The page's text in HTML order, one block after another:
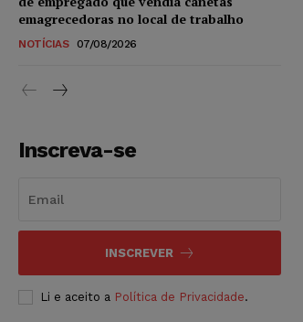
emagrecedoras no local de trabalho
NOTÍCIAS 07/08/2026
Inscreva-se
INSCREVER
Li e aceito a Política de Privacidade.